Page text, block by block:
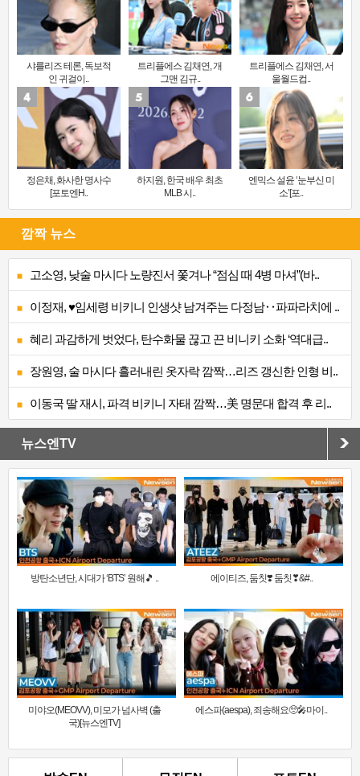
샤를리즈 테론, 독보적
인 귀걸이..
트리플에스 김채연, 개
그맨 김규..
트리플에스 김채연, 서
울월드컵..
정은채, 화사한 명사수
[포토엔H..
하지원, 한국 배우 최초
MLB 시..
엔믹스 설윤 ‘눈부신 미
소’[포..
깜짝 뉴스
고소영, 낮술 마시다 노량진서 쫓겨나 “점심 때 4병 마셔”(바..
이정재, ♥임세령 비키니 인생샷 남겨주는 다정남‥파파라치에 ..
혜리 과감하게 벗었다, 탄수화물 끊고 끈 비니키 소화 ‘역대급..
장원영, 술 마시다 흘러내린 옷자락 깜짝…리즈 갱신한 인형 비..
이동국 딸 재시, 파격 비키니 자태 깜짝…美 명문대 합격 후 리..
뉴스엔TV
방탄소년단, 시대가 ‘BTS’ 원해🎵 .. 에이티즈, 둠칫❣️ 둠칫❣&#..
미야오(MEOVV), 미모가 넘사벽 (출
국)[뉴스엔TV]
에스파(aespa), 죄송해요🥺🎤마이..